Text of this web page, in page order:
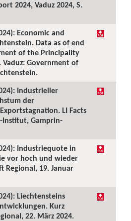
2024, Vaduz 2024, S.
Economic and
Data as of end
of the Principality
Government of
Industrieller
der
LI Facts
Institut, Gamprin-
Industriequote in
vor hoch und wieder
Regional, 19. Januar
Liechtensteins
Kurz
22. März 2024.